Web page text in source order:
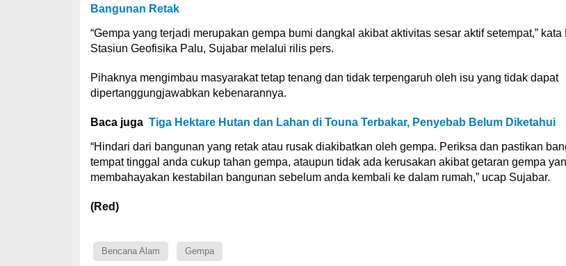
Bangunan Retak
“Gempa yang terjadi merupakan gempa bumi dangkal akibat aktivitas sesar aktif setempat,” kata
Stasiun Geofisika Palu, Sujabar melalui rilis pers.
Pihaknya mengimbau masyarakat tetap tenang dan tidak terpengaruh oleh isu yang tidak dapat
dipertanggungjawabkan kebenarannya.
Baca juga Tiga Hektare Hutan dan Lahan di Touna Terbakar, Penyebab Belum Diketahui
“Hindari dari bangunan yang retak atau rusak diakibatkan oleh gempa. Periksa dan pastikan
tempat tinggal anda cukup tahan gempa, ataupun tidak ada kerusakan akibat getaran gempa
membahayakan kestabilan bangunan sebelum anda kembali ke dalam rumah,” ucap Sujabar.
(Red)
Bencana Alam Gempa